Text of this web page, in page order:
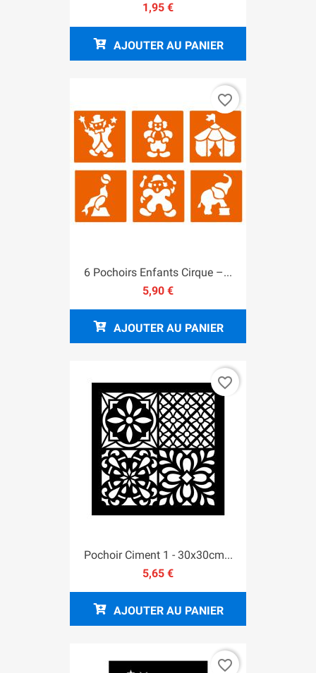
1,95 €
AJOUTER AU PANIER
6 Pochoirs Enfants Cirque –...
5,90 €
AJOUTER AU PANIER
favorite_border
Pochoir Ciment 1 - 30x30cm...
5,65 €
AJOUTER AU PANIER
favorite_border
favorite_border